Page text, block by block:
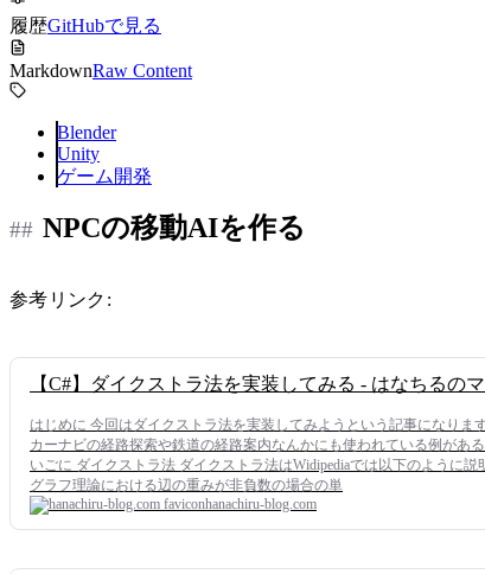
履歴GitHubで見る
MarkdownRaw Content
Blender
Unity
ゲーム開発
NPCの移動AIを作る
参考リンク:
【C#】ダイクストラ法を実装してみる - はなちるの
はじめに 今回はダイクストラ法を実装してみようという記事になりま
カーナビの経路探索や鉄道の経路案内なんかにも使われている例があ
いごに ダイクストラ法 ダイクストラ法はWidipediaでは以下のように
グラフ理論における辺の重みが非負数の場合の単
hanachiru-blog.com